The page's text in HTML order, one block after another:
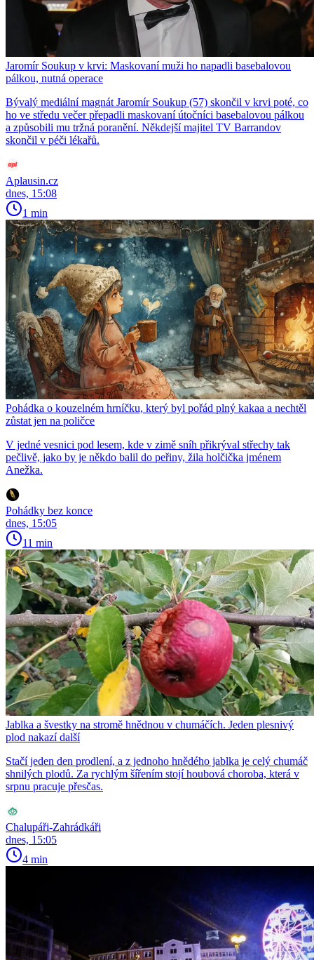
Jaromír Soukup v krvi: Maskovaní muži ho napadli basebalovou
pálkou, nutná operace
Bývalý mediální magnát Jaromír Soukup (57) skončil v krvi poté, co
ho ve středu večer přepadli maskovaní útočníci basebalovou pálkou
a způsobili mu tržná poranění. Někdejší majitel TV Barrandov
skončil v péči lékařů.
Aplausin.cz
dnes, 15:08
1 min
Pohádka o kouzelném hrníčku, který byl pořád plný kakaa a nechtěl
zůstat jen na poličce
V jedné vesnici pod lesem, kde v zimě sníh přikrýval střechy tak
pečlivě, jako by je někdo balil do peřiny, žila holčička jménem
Anežka.
Pohádky bez konce
dnes, 15:05
11 min
Jablka a švestky na stromě hnědnou v chumáčích. Jeden plesnivý
plod nakazí další
Stačí jeden den prodlení, a z jednoho hnědého jablka je celý chumáč
shnilých plodů. Za rychlým šířením stojí houbová choroba, která v
srpnu pracuje přesčas.
Chalupáři-Zahrádkáři
dnes, 15:05
4 min